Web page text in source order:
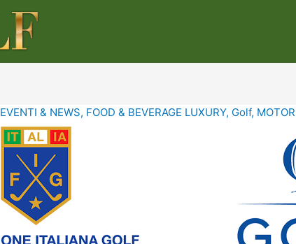
EVENTI & NEWS, FOOD & BEVERAGE LUXURY, Golf,